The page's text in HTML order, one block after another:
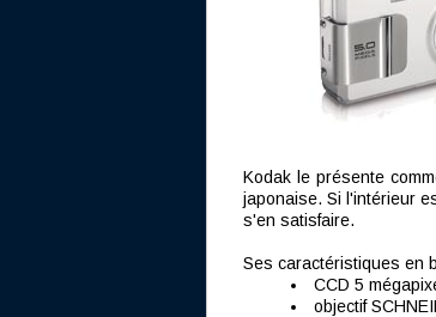
Kodak le présente
japonaise. Si l'intérieur
s'en satisfaire.
Ses caractéristiques en
CCD 5
objectif